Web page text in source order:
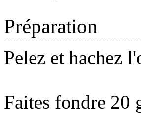
Préparation
Pelez et hachez
Faites fondre 20